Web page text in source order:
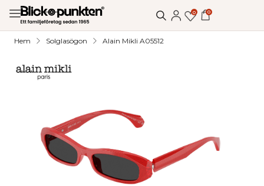
0 0
Hem Solglasögon Alain Mikli A05512